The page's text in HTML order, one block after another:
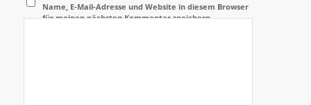
Name, E-Mail-Adresse und Website in diesem Browser
für meinen nächsten Kommentar speichern.